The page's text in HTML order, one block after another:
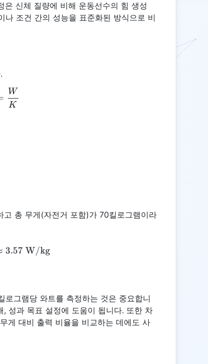
은 신체 질량에 비해 운동선수의 힘 생성
나 조건 간의 성능을 표준화된 방식으로 비
\text{WPK} = \frac{W}{K}
K
W
총 무게(자전거 포함)가 70킬로그램이라
= \frac{250}{70} \approx 3.57
3.57 W/kg
그램당 와트를 측정하는 것은 중요합니
성과 목표 설정에 도움이 됩니다. 또한 차
게 대비 출력 비율을 비교하는 데에도 사